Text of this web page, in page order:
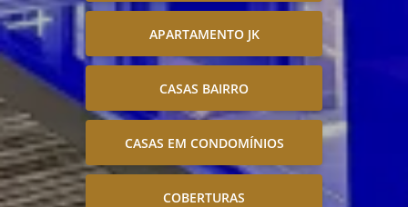
APARTAMENTO JK
CASAS BAIRRO
CASAS EM CONDOMÍNIOS
COBERTURAS